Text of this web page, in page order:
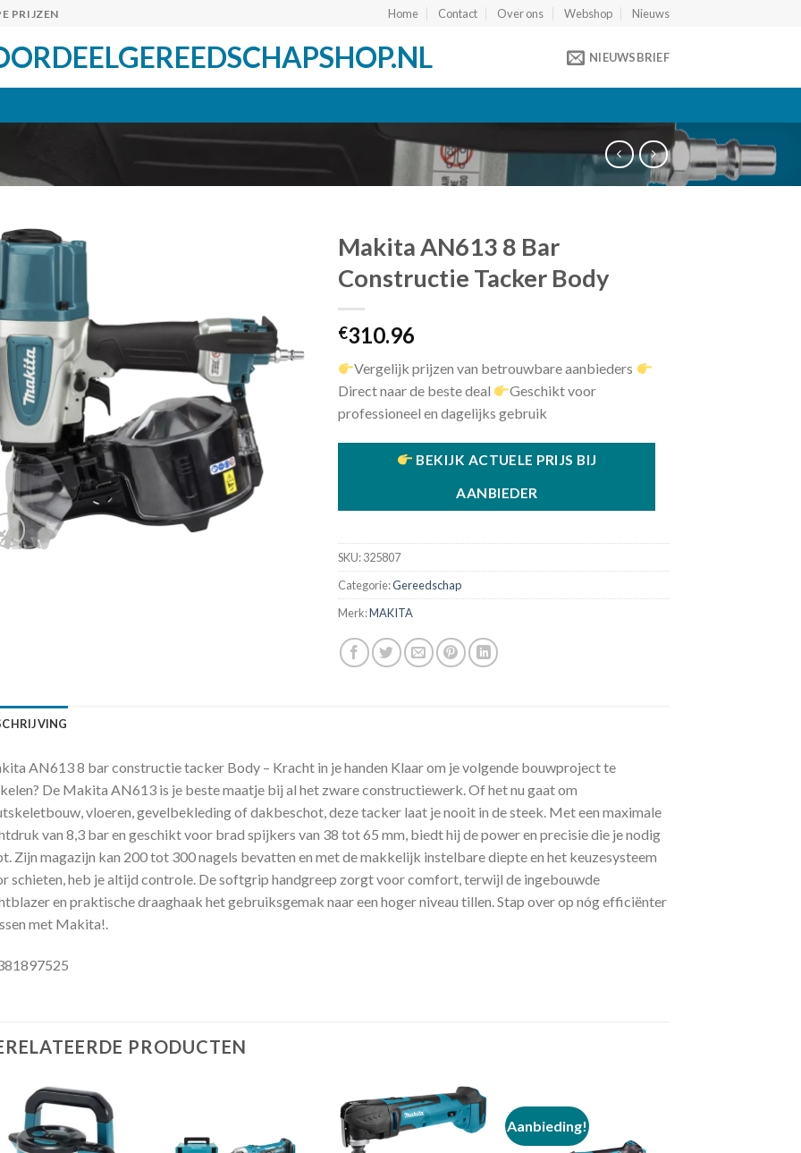
PRIJZEN Home Contact Over ons Webshop Nieuws
NIEUWSBRIEF
Toevoegen
aan
verlanglijst
Makita AN613 8 Bar
Constructie Tacker Body
€310.96
Vergelijk prijzen van betrouwbare aanbieders
Direct naar de beste deal
Geschikt voor
professioneel en dagelijks gebruik
BEKIJK ACTUELE PRIJS BIJ
AANBIEDER
SKU:325807
Categorie:Gereedschap
Merk:MAKITA
AN613 8 bar constructie tacker Body – Kracht in je handen Klaar om je volgende bouwproject te
De Makita AN613 is je beste maatje bij al het zware constructiewerk. Of het nu gaat om
vloeren, gevelbekleding of dakbeschot, deze tacker laat je nooit in de steek. Met een maximale
van 8,3 bar en geschikt voor brad spijkers van 38 tot 65 mm, biedt hij de power en precisie die je nodig
Zijn magazijn kan 200 tot 300 nagels bevatten en met de makkelijk instelbare diepte en het keuzesysteem
schieten, heb je altijd controle. De softgrip handgreep zorgt voor comfort, terwijl de ingebouwde
en praktische draaghaak het gebruiksgemak naar een hoger niveau tillen. Stap over op nóg efficiënter
met Makita!.
PRODUCTEN
Aanbieding!